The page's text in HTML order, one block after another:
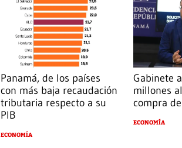
Panamá, de los países
con más baja recaudación
tributaria respecto a su
PIB
ECONOMÍA
Gabinete
millones
compra
ECONOMÍA